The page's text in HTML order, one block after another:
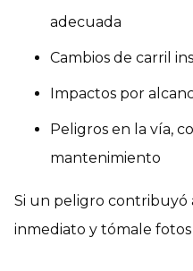
adecuada
Cambios de carril
Impactos por
Peligros en la vía,
mantenimiento
Si un peligro contribuyó
inmediato y tómale fotos